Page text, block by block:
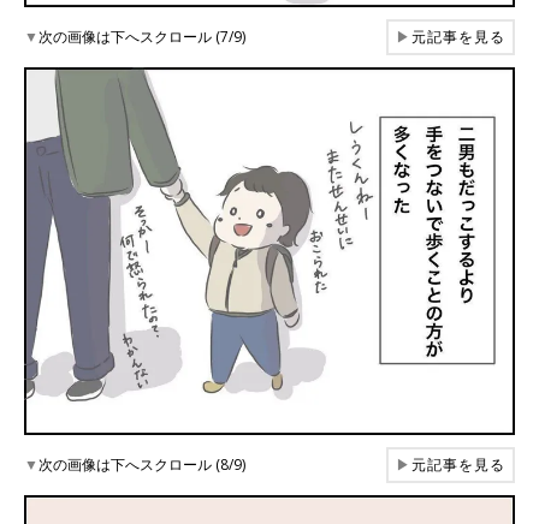
▼次の画像は下へスクロール (7/9) ▶元記事を見る
▼次の画像は下へスクロール (8/9) ▶元記事を見る